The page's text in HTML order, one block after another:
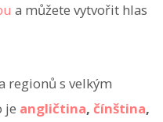
a můžete vytvořit hlas
regionů s velkým
je angličtina, čínština,